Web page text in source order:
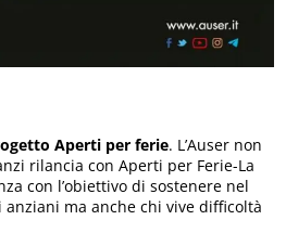
Aperti per ferie. L’Auser non
rilancia con Aperti per Ferie-La
con l’obiettivo di sostenere nel
ma anche chi vive difficoltà